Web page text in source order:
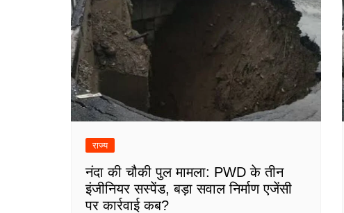
राज्य
नंदा की चौकी पुल मामला: PWD के तीन
इंजीनियर सस्पेंड, बड़ा सवाल निर्माण एजेंसी
पर कार्रवाई कब?